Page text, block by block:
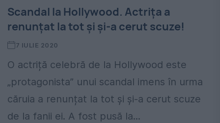
Scandal la Hollywood. Actrița a
renunțat la tot și și-a cerut scuze!
7 IULIE 2020
O actriță celebră de la Hollywood este
„protagonista” unui scandal imens în urma
căruia a renunțat la tot și și-a cerut scuze
de la fanii ei. A fost pusă la...